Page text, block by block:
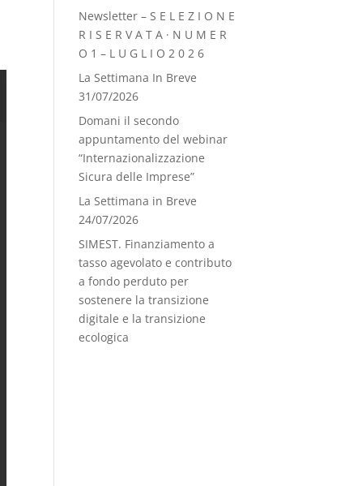
Newsletter – S E L E Z I O N E
R I S E R V A T A · N U M E R
O 1 – L U G L I O 2 0 2 6
La Settimana In Breve
31/07/2026
Domani il secondo
appuntamento del webinar
“Internazionalizzazione
Sicura delle Imprese”
La Settimana in Breve
24/07/2026
SIMEST. Finanziamento a
tasso agevolato e contributo
a fondo perduto per
sostenere la transizione
digitale e la transizione
ecologica